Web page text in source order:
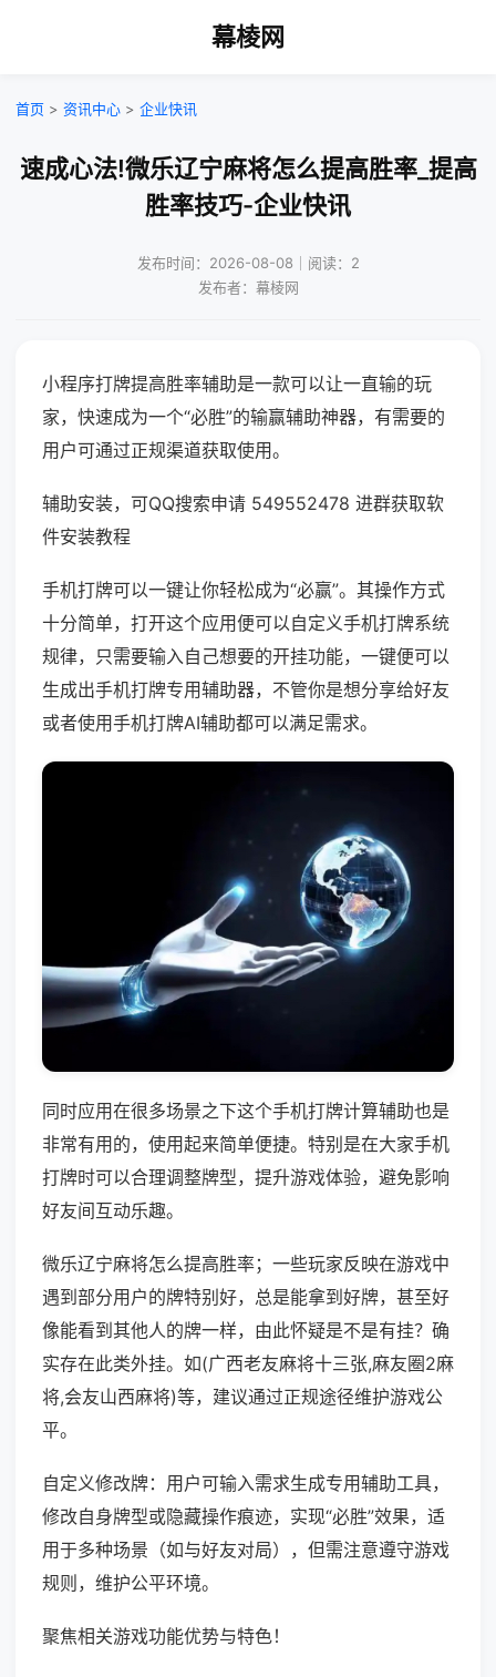
幕棱网
首页 > 资讯中心 > 企业快讯
速成心法!微乐辽宁麻将怎么提高胜率_提高
胜率技巧-企业快讯
发布时间：2026-08-08｜阅读：2
发布者：幕棱网
小程序打牌提高胜率辅助是一款可以让一直输的玩
家，快速成为一个“必胜”的输赢辅助神器，有需要的
用户可通过正规渠道获取使用。
辅助安装，可QQ搜索申请 549552478 进群获取软
件安装教程
手机打牌可以一键让你轻松成为“必赢”。其操作方式
十分简单，打开这个应用便可以自定义手机打牌系统
规律，只需要输入自己想要的开挂功能，一键便可以
生成出手机打牌专用辅助器，不管你是想分享给好友
或者使用手机打牌AI辅助都可以满足需求。
同时应用在很多场景之下这个手机打牌计算辅助也是
非常有用的，使用起来简单便捷。特别是在大家手机
打牌时可以合理调整牌型，提升游戏体验，避免影响
好友间互动乐趣。
微乐辽宁麻将怎么提高胜率；一些玩家反映在游戏中
遇到部分用户的牌特别好，总是能拿到好牌，甚至好
像能看到其他人的牌一样，由此怀疑是不是有挂？确
实存在此类外挂。如(广西老友麻将十三张,麻友圈2麻
将,会友山西麻将)等，建议通过正规途径维护游戏公
平。
自定义修改牌：用户可输入需求生成专用辅助工具，
修改自身牌型或隐藏操作痕迹，实现“必胜”效果，适
用于多种场景（如与好友对局），但需注意遵守游戏
规则，维护公平环境。
聚焦相关游戏功能优势与特色！